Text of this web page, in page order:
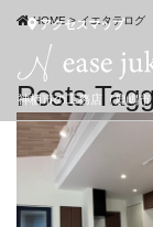
神栖市の工務店（鹿嶋
アクセスマップ
HOME>イエタテログ
Posts